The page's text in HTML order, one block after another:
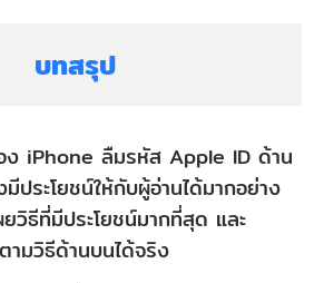
บทสรุป
ง iPhone ลืมรหัส Apple ID ด้าน
ประโยชน์ให้กับผู้อ่านได้มากอย่าง
ยวิธีที่มีประโยชน์มากที่สุด และ
ามวิธีด้านบนได้จริง